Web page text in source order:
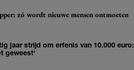
zó wordt nieuwe mensen ontmoeten
jaar strijd om erfenis van 10.000 euro:
geweest'